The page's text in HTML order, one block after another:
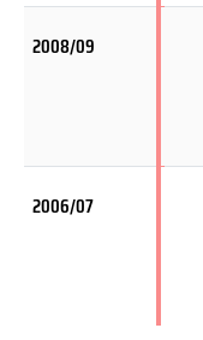
2008/09
2006/07